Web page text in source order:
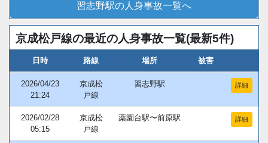
習志野駅の人身事故一覧へ
京成松戸線の最近の人身事故一覧(最新5件)
日時 路線 場所 被害
2026/04/23
21:24
京成松
戸線
習志野駅 詳細
2026/02/28
05:15
京成松
戸線
薬園台駅〜前原駅 詳細